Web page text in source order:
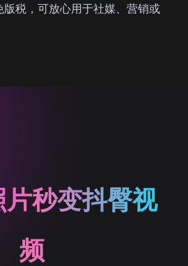
税，可放心用于社媒、营销或
秒变抖臀视
频